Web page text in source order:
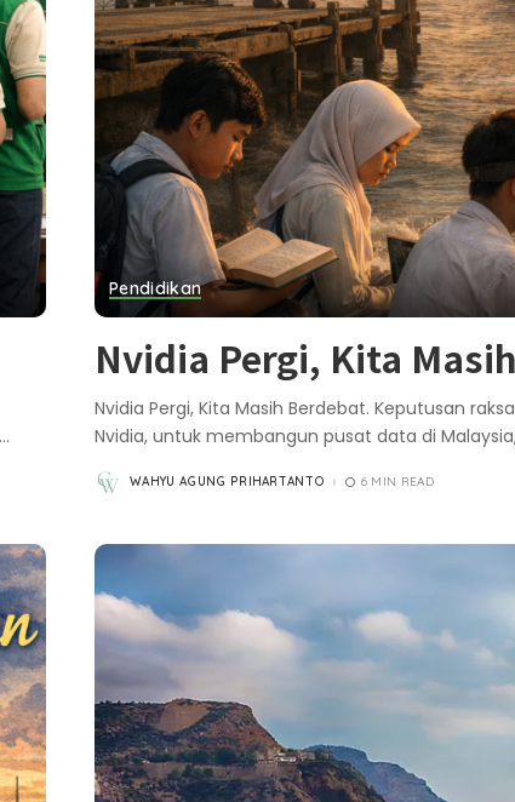
...
Pendidikan
Nvidia Pergi, Kita
Nvidia Pergi, Kita Masih Berdebat. Keputusan
Nvidia, untuk membangun pusat data di
POSTED
BY
WAHYU AGUNG PRIHARTANTO 6 MIN READ